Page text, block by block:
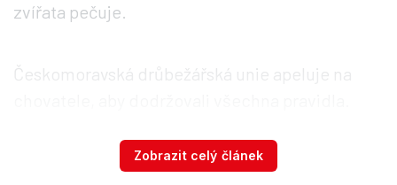
zvířata pečuje.
Českomoravská drůbežářská unie apeluje na
zaznamenat podniky exportující násadová vejce
Zobrazit celý článek